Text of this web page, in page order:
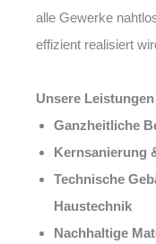
alle Gewerke
effizient realisiert
Unsere
Ganzheitliche
Kernsanierung
Technische
Haustechnik
Nachhaltige